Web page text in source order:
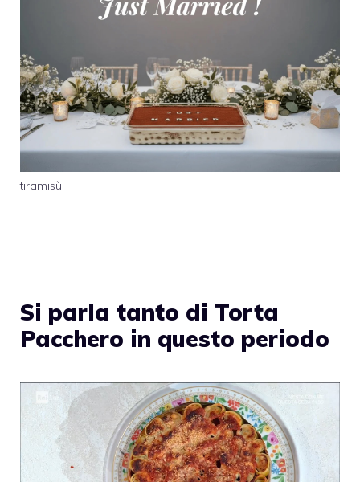
tiramisù
Si parla tanto di Torta
Pacchero in questo periodo